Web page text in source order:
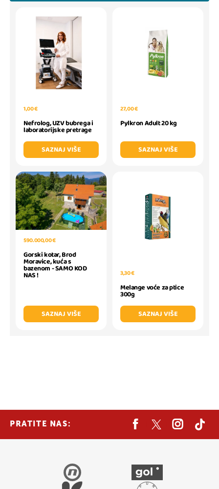
1,00 €
Nefrolog, UZV bubrega i
laboratorijske pretrage
SAZNAJ VIŠE
27,00 €
Pylkron Adult 20 kg
SAZNAJ VIŠE
590.000,00 €
Gorski kotar, Brod
Moravice, kuća s
bazenom - SAMO KOD
NAS !
SAZNAJ VIŠE
3,30 €
Melange voće za ptice
300g
SAZNAJ VIŠE
PRATITE NAS: